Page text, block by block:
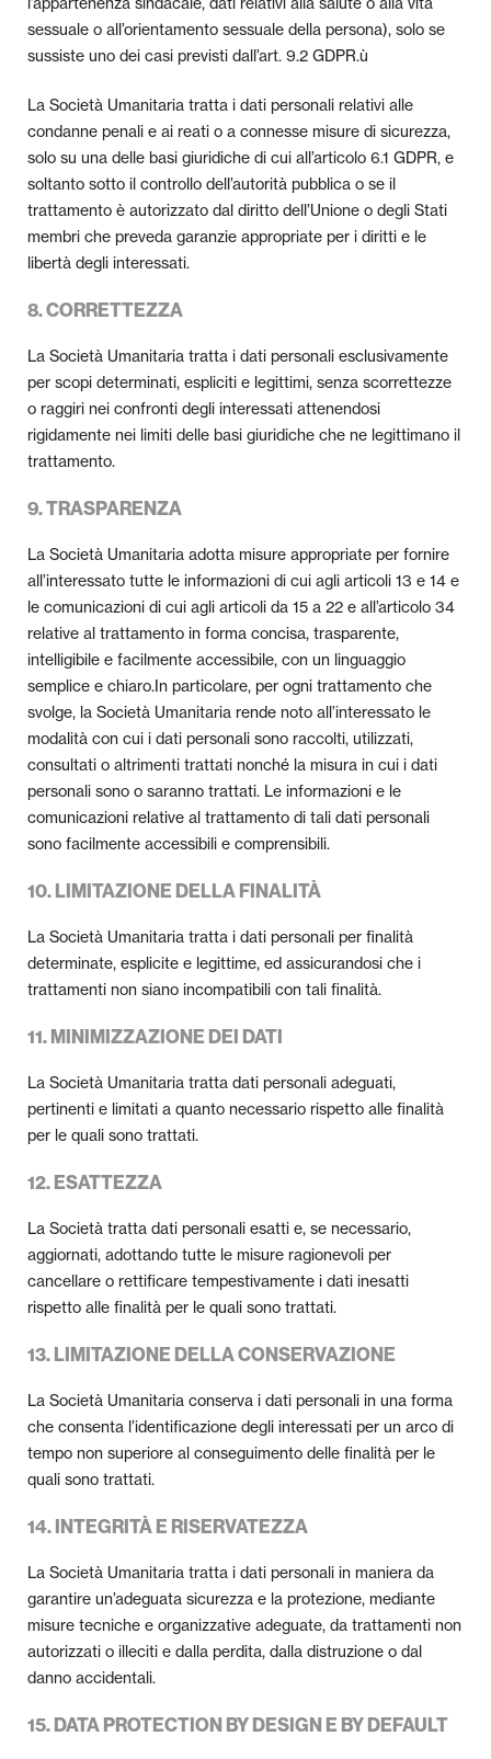
sessuale o all’orientamento sessuale della persona), solo se
sussiste uno dei casi previsti dall’art. 9.2 GDPR.ù
La Società Umanitaria tratta i dati personali relativi alle
condanne penali e ai reati o a connesse misure di sicurezza,
solo su una delle basi giuridiche di cui all’articolo 6.1 GDPR, e
soltanto sotto il controllo dell’autorità pubblica o se il
trattamento è autorizzato dal diritto dell’Unione o degli Stati
membri che preveda garanzie appropriate per i diritti e le
libertà degli interessati.
8. CORRETTEZZA
La Società Umanitaria tratta i dati personali esclusivamente
per scopi determinati, espliciti e legittimi, senza scorrettezze
o raggiri nei confronti degli interessati attenendosi
rigidamente nei limiti delle basi giuridiche che ne legittimano il
trattamento.
9. TRASPARENZA
La Società Umanitaria adotta misure appropriate per fornire
all’interessato tutte le informazioni di cui agli articoli 13 e 14 e
le comunicazioni di cui agli articoli da 15 a 22 e all’articolo 34
relative al trattamento in forma concisa, trasparente,
intelligibile e facilmente accessibile, con un linguaggio
semplice e chiaro.In particolare, per ogni trattamento che
svolge, la Società Umanitaria rende noto all’interessato le
modalità con cui i dati personali sono raccolti, utilizzati,
consultati o altrimenti trattati nonché la misura in cui i dati
personali sono o saranno trattati. Le informazioni e le
comunicazioni relative al trattamento di tali dati personali
sono facilmente accessibili e comprensibili.
10. LIMITAZIONE DELLA FINALITÀ
La Società Umanitaria tratta i dati personali per finalità
determinate, esplicite e legittime, ed assicurandosi che i
trattamenti non siano incompatibili con tali finalità.
11. MINIMIZZAZIONE DEI DATI
La Società Umanitaria tratta dati personali adeguati,
pertinenti e limitati a quanto necessario rispetto alle finalità
per le quali sono trattati.
12. ESATTEZZA
La Società tratta dati personali esatti e, se necessario,
aggiornati, adottando tutte le misure ragionevoli per
cancellare o rettificare tempestivamente i dati inesatti
rispetto alle finalità per le quali sono trattati.
13. LIMITAZIONE DELLA CONSERVAZIONE
La Società Umanitaria conserva i dati personali in una forma
che consenta l’identificazione degli interessati per un arco di
tempo non superiore al conseguimento delle finalità per le
quali sono trattati.
14. INTEGRITÀ E RISERVATEZZA
La Società Umanitaria tratta i dati personali in maniera da
garantire un’adeguata sicurezza e la protezione, mediante
misure tecniche e organizzative adeguate, da trattamenti non
autorizzati o illeciti e dalla perdita, dalla distruzione o dal
danno accidentali.
15. DATA PROTECTION BY DESIGN E BY DEFAULT